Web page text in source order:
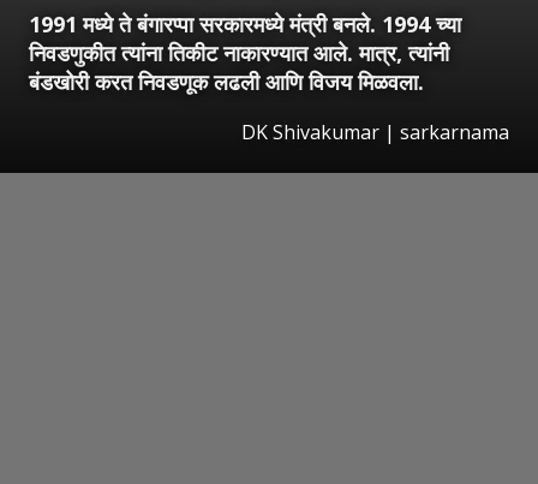
1991 मध्ये ते बंगारप्पा सरकारमध्ये मंत्री बनले. 1994 च्या
निवडणुकीत त्यांना तिकीट नाकारण्यात आले. मात्र, त्यांनी
बंडखोरी करत निवडणूक लढली आणि विजय मिळवला.
DK Shivakumar | sarkarnama